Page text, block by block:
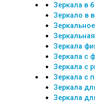
Зеркала в
Зеркало в
Зеркала
Зеркала с
Зеркала с
Зеркала с
Зеркала
Зеркала